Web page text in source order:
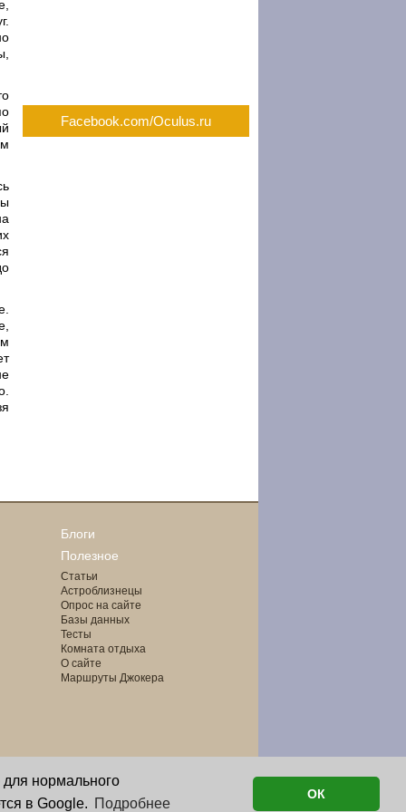
нормального
в Google. Подробнее
ОК
Facebook.com/Oculus.ru
Блоги
Полезное
Статьи
Астроблизнецы
Опрос на сайте
Базы данных
Тесты
Комната отдыха
О сайте
Маршруты Джокера